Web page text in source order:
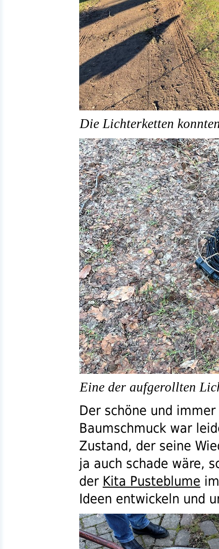
Die Lichterketten
Eine der aufgerollten
Der schöne und
Baumschmuck war
Zustand, der seine
ja auch schade wäre,
der Kita Pusteblume
Ideen entwickeln und